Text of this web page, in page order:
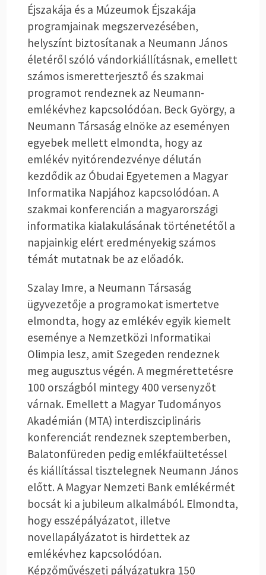
Éjszakája és a Múzeumok Éjszakája
programjainak megszervezésében,
helyszínt biztosítanak a Neumann János
életéről szóló vándorkiállításnak, emellett
számos ismeretterjesztő és szakmai
programot rendeznek az Neumann-
emlékévhez kapcsolódóan. Beck György, a
Neumann Társaság elnöke az eseményen
egyebek mellett elmondta, hogy az
emlékév nyitórendezvénye délután
kezdődik az Óbudai Egyetemen a Magyar
Informatika Napjához kapcsolódóan. A
szakmai konferencián a magyarországi
informatika kialakulásának történetétől a
napjainkig elért eredményekig számos
témát mutatnak be az előadók.
Szalay Imre, a Neumann Társaság
ügyvezetője a programokat ismertetve
elmondta, hogy az emlékév egyik kiemelt
eseménye a Nemzetközi Informatikai
Olimpia lesz, amit Szegeden rendeznek
meg augusztus végén. A megmérettetésre
100 országból mintegy 400 versenyzőt
várnak. Emellett a Magyar Tudományos
Akadémián (MTA) interdiszciplináris
konferenciát rendeznek szeptemberben,
Balatonfüreden pedig emlékfaültetéssel
és kiállítással tisztelegnek Neumann János
előtt. A Magyar Nemzeti Bank emlékérmét
bocsát ki a jubileum alkalmából. Elmondta,
hogy esszépályázatot, illetve
novellapályázatot is hirdettek az
emlékévhez kapcsolódóan.
Képzőművészeti pályázatukra 150